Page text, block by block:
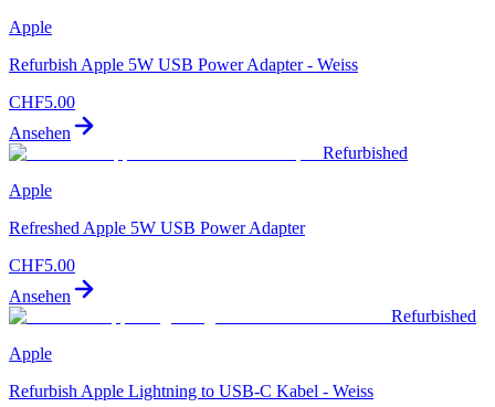
Apple
Refurbish Apple 5W USB Power Adapter - Weiss
CHF5.00
Ansehen
Refurbished
Apple
Refreshed Apple 5W USB Power Adapter
CHF5.00
Ansehen
Refurbished
Apple
Refurbish Apple Lightning to USB‑C Kabel - Weiss